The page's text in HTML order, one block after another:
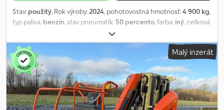
Stav: použitý, Rok výroby: 2024, pohotovostná hmotnosť:4 900 kg,
typ paliva: benzín , stav pneumatík: 50 percento , farba: iný , celková
Malý inzerát